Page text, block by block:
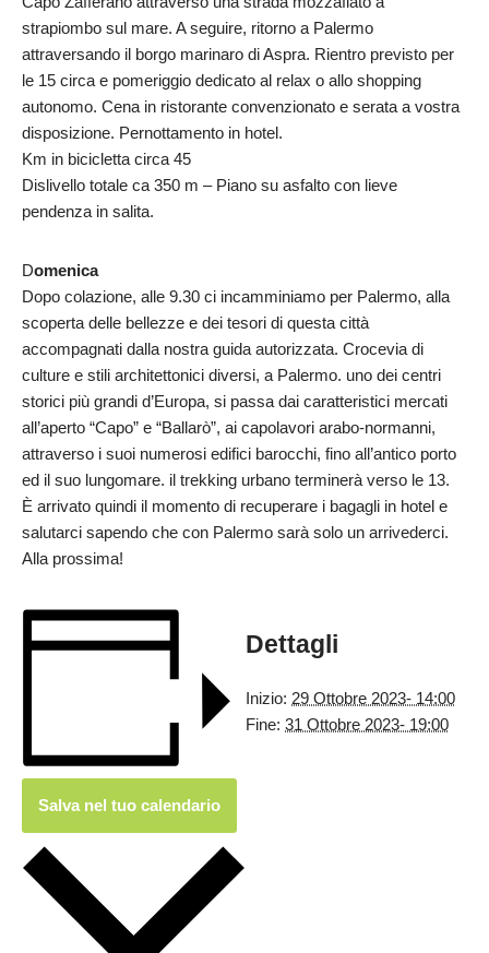
strapiombo sul mare. A seguire, ritorno a Palermo
attraversando il borgo marinaro di Aspra. Rientro previsto per
le 15 circa e pomeriggio dedicato al relax o allo shopping
autonomo. Cena in ristorante convenzionato e serata a vostra
disposizione. Pernottamento in hotel.
Km in bicicletta circa 45
Dislivello totale ca 350 m – Piano su asfalto con lieve
pendenza in salita.
Domenica
Dopo colazione, alle 9.30 ci incamminiamo per Palermo, alla
scoperta delle bellezze e dei tesori di questa città
accompagnati dalla nostra guida autorizzata. Crocevia di
culture e stili architettonici diversi, a Palermo. uno dei centri
storici più grandi d’Europa, si passa dai caratteristici mercati
all’aperto “Capo” e “Ballarò”, ai capolavori arabo-normanni,
attraverso i suoi numerosi edifici barocchi, fino all’antico porto
ed il suo lungomare. il trekking urbano terminerà verso le 13.
È arrivato quindi il momento di recuperare i bagagli in hotel e
salutarci sapendo che con Palermo sarà solo un arrivederci.
Alla prossima!
Salva nel tuo calendario
Dettagli
Inizio: 29 Ottobre 2023- 14:00
Fine: 31 Ottobre 2023- 19:00